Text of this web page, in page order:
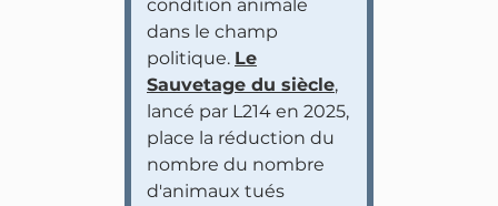
condition animale
dans le champ
politique. Le
Sauvetage du siècle,
lancé par L214 en 2025,
place la réduction du
nombre du nombre
d'animaux tués